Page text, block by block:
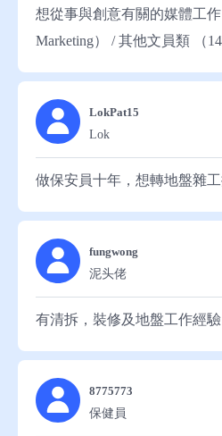
Handle AP & AR duties, bank
accouting entries Prepare
development & Inestment！ 於2007年前於江醫生醫務
所及禤偉雄、鄧漢明牙科診所任職
時協助各位醫生診證、做手
俗，尤其細心處理各種數據
亦甚欣賞。 綜合本人的學歷及工作經驗，相信正符
合 貴 司對上述職位的要求。 倘能加入 貴司工作，本
請閱覽。倘能賜予面試機會，將
curricular Girl Scouts，Volunteer Services In Tuen
Mun，Tsuen Wan The Church
The Religious Activities Of
想從事與創意有關的媒體工作 （類似Social Media
Marketing） / 其他文員類 （14k左右） / 地盤工 （希
二年級學生，因其他原因暫時
運動員底子 有恆常訓練 有氣有力 擇寫稿 基本
片 做過Marketing Intern / 健身房 Reception 最近待業
LokPat15
Lok
做保安員十年，想轉地盤雜
fungwong
泥头佬
有清拆，裝修及地盤工作經驗
8775773
保健員